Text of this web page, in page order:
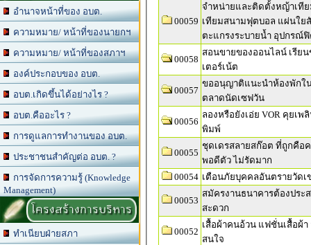
อำนาจหน้าที่ของ อบต.
ความหมาย/ หน้าที่ของนายกฯ
ความหมาย/ หน้าที่ของสภาฯ
องค์ประกอบของ อบต.
อบต.เกิดขึ้นได้อย่างไร ?
อบต.คืออะไร ?
การดูแลการทำงานของ อบต.
ประชาชนสำคัญต่อ อบต. ?
การจัดการความรู้ (Knowledge
Management)
โครงสร้างการบริหาร
ทำเนียบฝ่ายสภา
00059
จำหน่ายและติดตั้งหญ้าเที
เทียมสนามฟุตบอล แผ่นใย
ตะแกรงระบายน้ำ อุปกรณ์
00058
สอนขายของออนไลน์ เรีย
เตอร์เน้ต
00057
ขออนุญาติแนะนำห้องพักใ
ตลาดนัดเซฟวัน
00056
ลองหรือยังเอ่ย VOR คุยเพ
พิมพ์
00055
ชุดเดรสลายสก๊อต ที่ถูกคือ
พอดีตัว ไม่รัดมาก
00054 เตือนภัยบุคคลอันตรายวัด
00053
สมัครงานธนาคารต้องประ
สะดวก
00052
เสื้อผ้าคนอ้วน แฟชั่นเสื้อผ้
สนใจ